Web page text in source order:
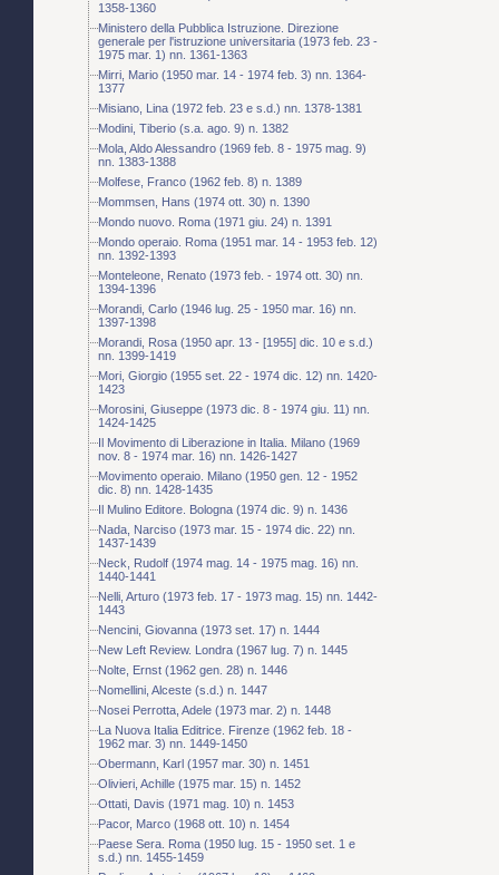
1358-1360
Ministero della Pubblica Istruzione. Direzione
generale per l'istruzione universitaria (1973 feb. 23 -
1975 mar. 1) nn. 1361-1363
Mirri, Mario (1950 mar. 14 - 1974 feb. 3) nn. 1364-
1377
Misiano, Lina (1972 feb. 23 e s.d.) nn. 1378-1381
Modini, Tiberio (s.a. ago. 9) n. 1382
Mola, Aldo Alessandro (1969 feb. 8 - 1975 mag. 9)
nn. 1383-1388
Molfese, Franco (1962 feb. 8) n. 1389
Mommsen, Hans (1974 ott. 30) n. 1390
Mondo nuovo. Roma (1971 giu. 24) n. 1391
Mondo operaio. Roma (1951 mar. 14 - 1953 feb. 12)
nn. 1392-1393
Monteleone, Renato (1973 feb. - 1974 ott. 30) nn.
1394-1396
Morandi, Carlo (1946 lug. 25 - 1950 mar. 16) nn.
1397-1398
Morandi, Rosa (1950 apr. 13 - [1955] dic. 10 e s.d.)
nn. 1399-1419
Mori, Giorgio (1955 set. 22 - 1974 dic. 12) nn. 1420-
1423
Morosini, Giuseppe (1973 dic. 8 - 1974 giu. 11) nn.
1424-1425
Il Movimento di Liberazione in Italia. Milano (1969
nov. 8 - 1974 mar. 16) nn. 1426-1427
Movimento operaio. Milano (1950 gen. 12 - 1952
dic. 8) nn. 1428-1435
Il Mulino Editore. Bologna (1974 dic. 9) n. 1436
Nada, Narciso (1973 mar. 15 - 1974 dic. 22) nn.
1437-1439
Neck, Rudolf (1974 mag. 14 - 1975 mag. 16) nn.
1440-1441
Nelli, Arturo (1973 feb. 17 - 1973 mag. 15) nn. 1442-
1443
Nencini, Giovanna (1973 set. 17) n. 1444
New Left Review. Londra (1967 lug. 7) n. 1445
Nolte, Ernst (1962 gen. 28) n. 1446
Nomellini, Alceste (s.d.) n. 1447
Nosei Perrotta, Adele (1973 mar. 2) n. 1448
La Nuova Italia Editrice. Firenze (1962 feb. 18 -
1962 mar. 3) nn. 1449-1450
Obermann, Karl (1957 mar. 30) n. 1451
Olivieri, Achille (1975 mar. 15) n. 1452
Ottati, Davis (1971 mag. 10) n. 1453
Pacor, Marco (1968 ott. 10) n. 1454
Paese Sera. Roma (1950 lug. 15 - 1950 set. 1 e
s.d.) nn. 1455-1459